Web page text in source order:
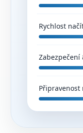
Rychlost
Zabezpečení
Připravenost